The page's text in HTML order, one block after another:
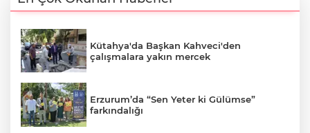
Kütahya'da Başkan Kahveci'den
çalışmalara yakın mercek
Erzurum’da “Sen Yeter ki Gülümse”
farkındalığı